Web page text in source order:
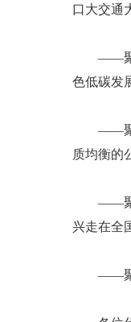
口大交通
——聚焦
色低碳发
——聚焦
质均衡的
——聚焦
兴走在全
——聚焦